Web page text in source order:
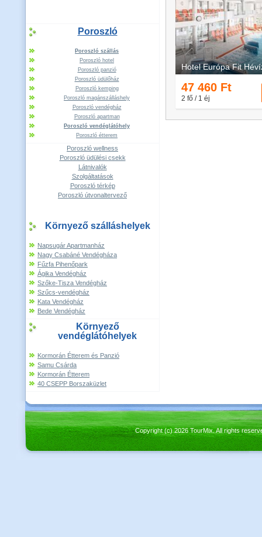
Poroszló
Poroszló szállás
Poroszló hotel
Poroszló panzió
Poroszló üdülőház
Poroszló kemping
Poroszló magánszálláshely
Poroszló vendégház
Poroszló apartman
Poroszló vendéglátóhely
Poroszló étterem
Poroszló wellness
Poroszló üdülési csekk
Látnivalók
Szolgáltatások
Poroszló térkép
Poroszló útvonaltervező
Környező szálláshelyek
Napsugár Apartmanház
Nagy Csabáné Vendégháza
Fűzfa Pihenőpark
Ágika Vendégház
Szőke-Tisza Vendégház
Szűcs-vendégház
Kata Vendégház
Bede Vendégház
Környező
vendéglátóhelyek
Kormorán Étterem és Panzió
Samu Csárda
Kormorán Étterem
40 CSEPP Borszaküzlet
Copyright (c) 2026 TourMix. All rights